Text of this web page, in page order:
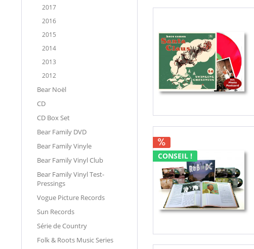
2017
2016
2015
2014
2013
2012
Bear Noël
CD
CD Box Set
Bear Family DVD
Bear Family Vinyle
Bear Family Vinyl Club
Bear Family Vinyl Test-
Pressings
Vogue Picture Records
Sun Records
Série de Country
Folk & Roots Music Series
CONSEIL !